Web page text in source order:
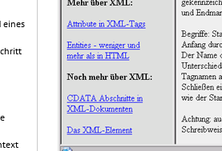
eines